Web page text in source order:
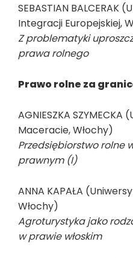
SEBASTIAN BALCERAK
Integracji Europejskiej,
Z problematyki
prawa rolnego
Prawo rolne za
AGNIESZKA
Maceracie, Włochy)
Przedsiębiorstwo rolne
prawnym (I)
ANNA KAPAŁA
Włochy)
Agroturystyka jako
w prawie włoskim